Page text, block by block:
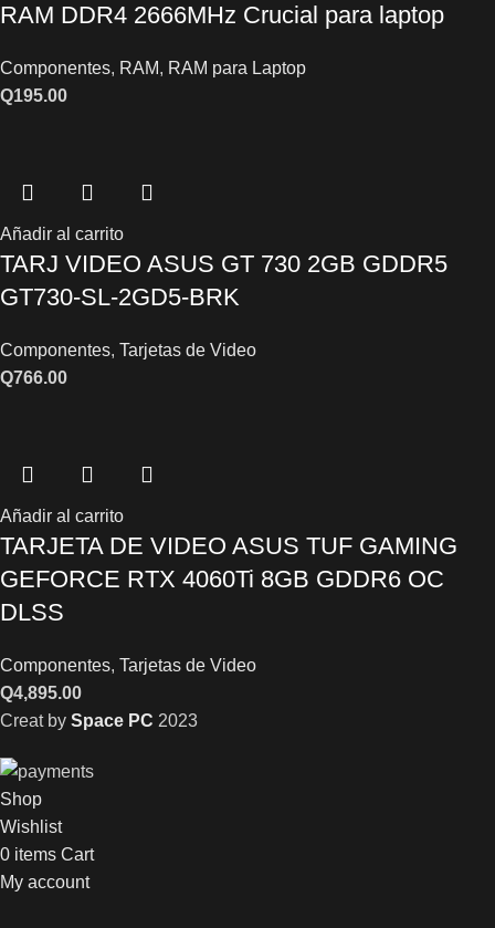
RAM DDR4 2666MHz Crucial para laptop
Componentes, RAM, RAM para Laptop
Q195.00
Añadir al carrito
TARJ VIDEO ASUS GT 730 2GB GDDR5
GT730-SL-2GD5-BRK
Componentes, Tarjetas de Video
Q766.00
Añadir al carrito
TARJETA DE VIDEO ASUS TUF GAMING
GEFORCE RTX 4060Ti 8GB GDDR6 OC
DLSS
Componentes, Tarjetas de Video
Q4,895.00
Creat by Space PC 2023
Shop
Wishlist
0 items Cart
My account